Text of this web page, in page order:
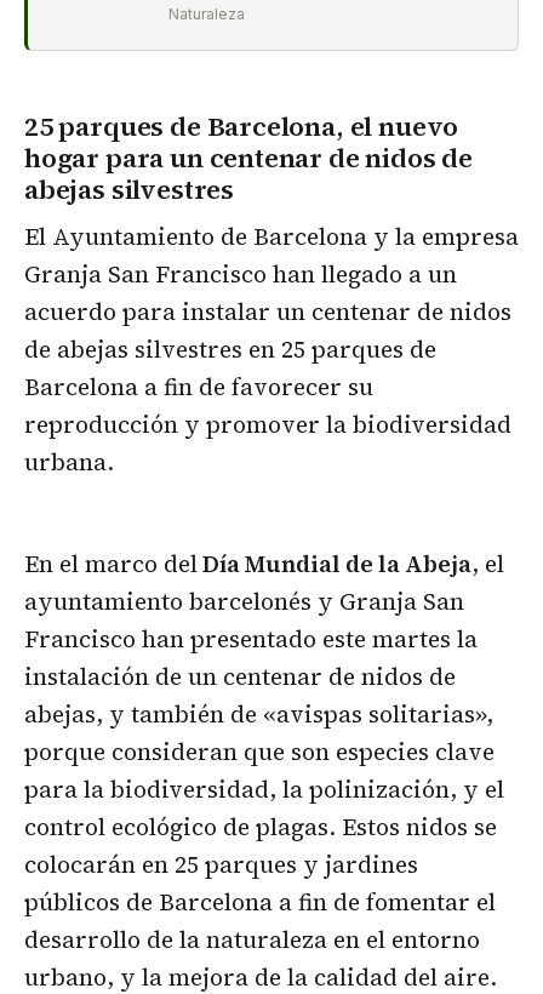
Naturaleza
25 parques de Barcelona, el nuevo
hogar para un centenar de nidos de
abejas silvestres
El Ayuntamiento de Barcelona y la empresa
Granja San Francisco han llegado a un
acuerdo para instalar un centenar de nidos
de abejas silvestres en 25 parques de
Barcelona a fin de favorecer su
reproducción y promover la biodiversidad
urbana.
En el marco delDía Mundial de la Abeja, el
ayuntamiento barcelonés y Granja San
Francisco han presentado este martes la
instalación de un centenar de nidos de
abejas, y también de «avispas solitarias»,
porque consideran que son especies clave
para la biodiversidad, la polinización, y el
control ecológico de plagas. Estos nidos se
colocarán en 25 parques y jardines
públicos de Barcelona a fin de fomentar el
desarrollo de la naturaleza en el entorno
urbano, y la mejora de la calidad del aire.